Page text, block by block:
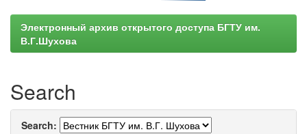
Электронный архив открытого доступа БГТУ им.
В.Г.Шухова
Search
Search: